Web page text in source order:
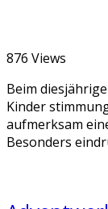
876 Views
Beim
Kinder
aufmerksam
Besonders